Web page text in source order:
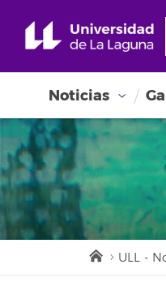
Noticias
ULL -